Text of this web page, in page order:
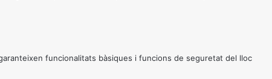
funcionalitats bàsiques i funcions de seguretat del lloc